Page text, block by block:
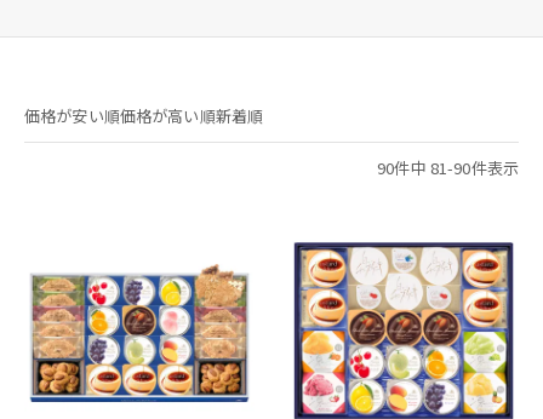
価格が安い順価格が高い順新着順
90件中 81-90件表示